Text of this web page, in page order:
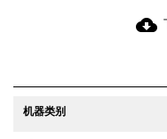
cloud_download
机器类别